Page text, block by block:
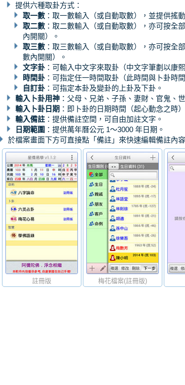
提供六種取卦方式：
取一數 ：取一數輸入（或自動取數），並提供搖
取二數 ：取二數輸入（或自動取數），亦可按全
內開關）。
取三數 ：取三數輸入（或自動取數），亦可按全
數內開關）。
文字卦 ：可輸入中文字來取卦（中文字筆劃以康
時間卦 ：可指定任一時間取卦（此時間與卜卦時
自訂卦 ：可指定本卦及變卦的上卦及下卦。
輸入卜卦用神 ：父母、兄弟、子孫、妻財、官鬼、
輸入卜卦日期 ：即卜卦的日期時間（起心動念之時）
輸入備註 ：提供備註空間，可自由加註文字。
日期範圍 ：提供萬年曆公元 1～3000 年日期。
於檔案畫面下方可直接點「備註」來快速編輯備註內容
註冊版 梅花檔案(註冊版)